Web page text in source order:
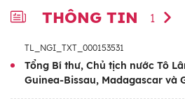
THÔNG TIN 1
TL_NGI_TXT_000153531
Tổng Bí thư, Chủ tịch nước Tô
Guinea-Bissau, Madagascar và